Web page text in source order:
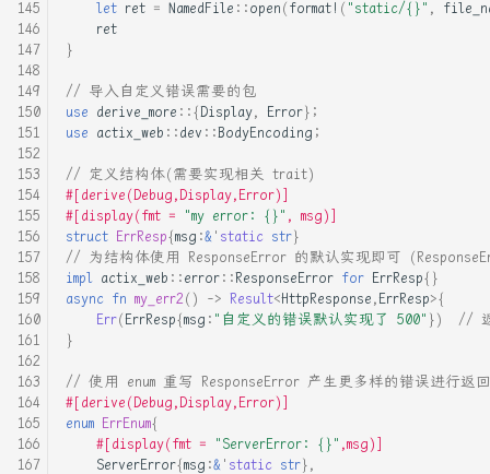
借由系统调用实现 Linux 原
生线程
关于 脚本语言loxrs的文法
关于python的process_time和
Thread_time
内存分配对多线程程序性能的
影响
内存屏障
在Rust里访问所有者的数据
基于kvm-qemu使用rust开发一
个命令行cheat engine
let ret = NamedFile ::open(format! ( "static/{}" ,
ret
}
// 导入自定义错误需要的包
use derive_more ::{Display, Error};
use actix_web ::dev ::BodyEncoding ;
// 定义结构体(需要实现相关 trait)
#[derive(Debug,Display,Error)]
#[display(fmt =
"my error: {}" , msg)]
struct ErrResp{msg :& ' static str}
// 为结构体使用 ResponseError 的默认实现即可
impl actix_web ::error::ResponseError for ErrResp{}
async fn my_err2() -> Result<HttpResponse,ErrResp>{
Err(ErrResp{msg : "自定义的错误默认实现了 500" })
//
}
// 使用 enum 重写 ResponseError 产生更多样的错误进行返回
#[derive(Debug,Display,Error)]
enum ErrEnum{
#[display(fmt =
"ServerError: {}" ,msg)]
ServerError{msg :& ' static str},